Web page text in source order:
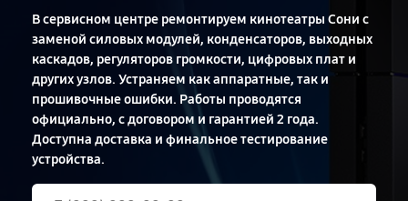
В сервисном центре ремонтируем кинотеатры Сони с
заменой силовых модулей, конденсаторов, выходных
каскадов, регуляторов громкости, цифровых плат и
других узлов. Устраняем как аппаратные, так и
прошивочные ошибки. Работы проводятся
официально, с договором и гарантией 2 года.
Доступна доставка и финальное тестирование
устройства.